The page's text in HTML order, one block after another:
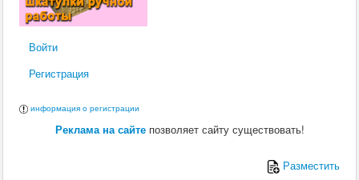
Войти
Регистрация
информация о регистрации
Реклама на сайтепозволяет сайту существовать!
Разместить